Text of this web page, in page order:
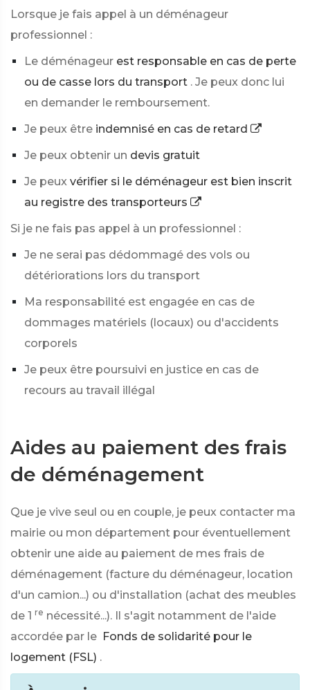
Lorsque je fais appel à un déménageur
professionnel :
Le déménageur est responsable en cas de perte
ou de casse lors du transport . Je peux donc lui
en demander le remboursement.
Je peux être indemnisé en cas de retard
Je peux obtenir un devis gratuit
Je peux vérifier si le déménageur est bien inscrit
au registre des transporteurs
Si je ne fais pas appel à un professionnel :
Je ne serai pas dédommagé des vols ou
détériorations lors du transport
Ma responsabilité est engagée en cas de
dommages matériels (locaux) ou d'accidents
corporels
Je peux être poursuivi en justice en cas de
recours au travail illégal
Aides au paiement des frais
de déménagement
Que je vive seul ou en couple, je peux contacter ma
mairie ou mon département pour éventuellement
obtenir une aide au paiement de mes frais de
déménagement (facture du déménageur, location
d'un camion...) ou d'installation (achat des meubles
de 1 re nécessité...). Il s'agit notamment de l'aide
accordée par le Fonds de solidarité pour le
logement (FSL) .